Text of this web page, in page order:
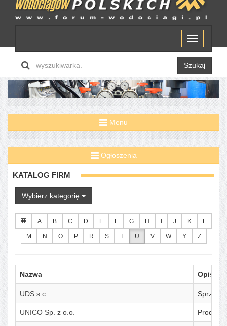
Menu
Szukaj
Menu
Ogłoszenia
KATALOG FIRM
Wybierz kategorię
A B C D E F G H I J K L
M N O P R S T U V W Y Z
Nazwa Opis
UDS s.c
UNICO Sp. z o.o.